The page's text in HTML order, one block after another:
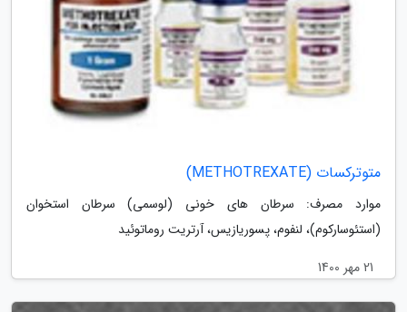
متوترکسات (METHOTREXATE)
موارد مصرف: سرطان های خونی (لوسمی) سرطان استخوان
(استئوسارکوم)، لنفوم، پسوریازیس، آرتریت روماتوئید
21 مهر 1400